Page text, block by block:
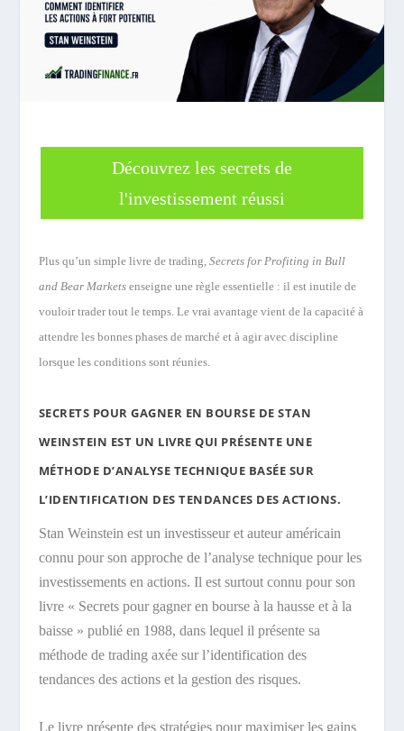
Découvrez les secrets de
l'investissement réussi
Plus qu’un simple livre de trading, Secrets for Profiting in Bull
and Bear Marketsenseigne une règle essentielle : il est inutile de
vouloir trader tout le temps. Le vrai avantage vient de la capacité à
attendre les bonnes phases de marché et à agir avec discipline
lorsque les conditions sont réunies.
SECRETS POUR GAGNER EN BOURSE DE STAN
WEINSTEIN EST UN LIVRE QUI PRÉSENTE UNE
MÉTHODE D’ANALYSE TECHNIQUE BASÉE SUR
L’IDENTIFICATION DES TENDANCES DES ACTIONS.
Stan Weinstein est un investisseur et auteur américain
connu pour son approche de l’analyse technique pour les
investissements en actions. Il est surtout connu pour son
livre « Secrets pour gagner en bourse à la hausse et à la
baisse » publié en 1988, dans lequel il présente sa
méthode de trading axée sur l’identification des
tendances des actions et la gestion des risques.
Le livre présente des stratégies pour maximiser les gains